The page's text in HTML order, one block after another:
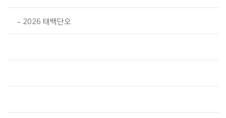
2026 태백단오